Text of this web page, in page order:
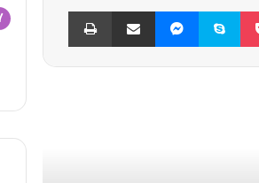
پاکت اسکایپ مسنجر اشتراک گذاری با ایمیل